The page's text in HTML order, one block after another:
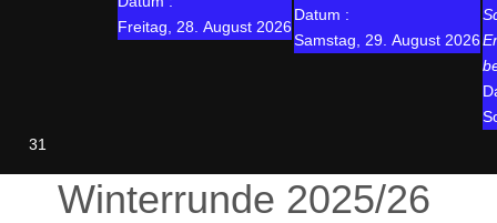
Freitag, 28. August 2026
Datum :
Samstag, 29. August 2026
31
Winterrunde 2025/26